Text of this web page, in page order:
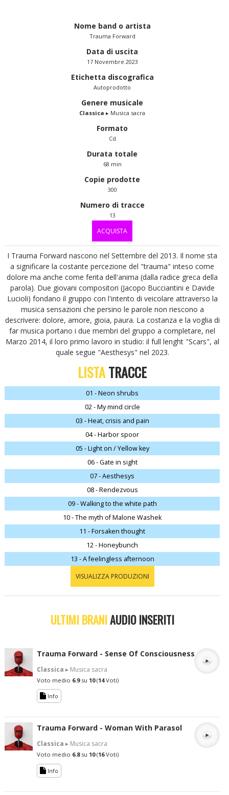
Nome band o artista
Trauma Forward
Data di uscita
17 Novembre 2023
Etichetta discografica
Autoprodotto
Genere musicale
Classica ▸ Musica sacra
Formato
Cd
Durata totale
68 min
Copie prodotte
300
Numero di tracce
13
ACQUISTA
I Trauma Forward nascono nel Settembre del 2013. Il nome sta
a significare la costante percezione del "trauma" inteso come
dolore ma anche come ferita dell'anima (dalla radice greca della
parola). Due giovani compositori (Jacopo Bucciantini e Davide
Lucioli) fondano il gruppo con l'intento di veicolare attraverso la
musica sensazioni che persino le parole non riescono a
descrivere: dolore, amore, gioia, paura. La costanza e la voglia di
far musica portano i due membri del gruppo a completare, nel
Marzo 2014, il loro primo lavoro in studio: il full lenght "Scars", al
quale segue "Aesthesys" nel 2023.
LISTATRACCE
01 - Neon shrubs
02 - My mind circle
03 - Heat, crisis and pain
04 - Harbor spoor
05 - Light on / Yellow key
06 - Gate in sight
07 - Aesthesys
08 - Rendezvous
09 - Walking to the white path
10 - The myth of Malone Washek
11 - Forsaken thought
12 - Honeybunch
13 - A feelingless afternoon
VISUALIZZA PRODUZIONI
ULTIMI BRANIAUDIO INSERITI
Trauma Forward - Sense Of Consciousness
Classica ▸ Musica sacra
Voto medio 6.9su 10(14Voti)
Info
Trauma Forward - Woman With Parasol
Classica ▸ Musica sacra
Voto medio 6.8su 10(16Voti)
Info